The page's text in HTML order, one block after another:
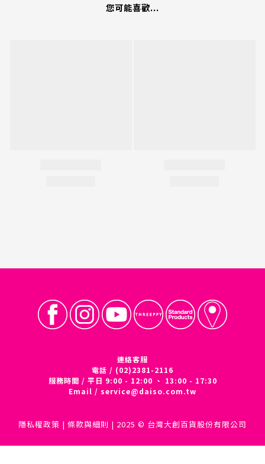
您可能喜歡...
連絡客服
電話 / (02)2381-2116
服務時間 / 平日 9:00 - 12:00 、 13:00 - 17:30
Email / service@daiso.com.tw
隱私權政策 | 條款與細則 | 2025 © 台灣大創百貨股份有限公司